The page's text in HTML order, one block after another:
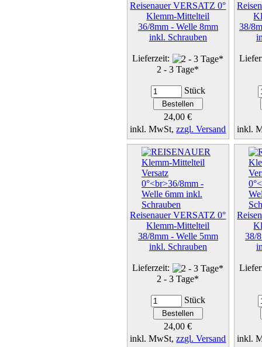
Reisenauer VERSATZ 0°
Klemm-Mittelteil
36/8mm - Welle 8mm
inkl. Schrauben
Lieferzeit:
2 - 3 Tage*
Stück
24,00 €
inkl. MwSt,zzgl. Versand
Details...
38/
inkl.
Reisenauer VERSATZ 0°
Klemm-Mittelteil
38/8mm - Welle 5mm
inkl. Schrauben
Lieferzeit:
2 - 3 Tage*
Stück
24,00 €
inkl. MwSt,zzgl. Versand
38/
inkl.